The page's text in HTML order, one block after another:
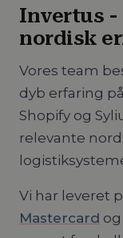
Invertus -
nordisk
Vores team
dyb erfaring
Shopify og
relevante
Vi har leveret
Mastercard og